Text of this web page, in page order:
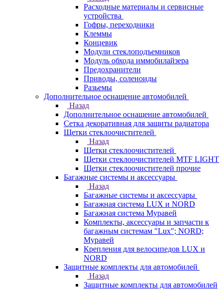
Расходные материалы и сервисные
устройства
Гофры, переходники
Клеммы
Концевик
Модули стеклоподъемников
Модуль обхода иммобилайзера
Предохранители
Приводы, соленоиды
Разьемы
Дополнительное оснащение автомобилей
Назад
Дополнительное оснащение автомобилей
Сетка декоративная для защиты радиатора
Щетки стеклоочистителей
Назад
Щетки стеклоочистителей
Щетки стеклоочистителей MTF LIGHT
Щетки стеклоочистителей прочие
Багажные системы и аксессуары
Назад
Багажные системы и аксессуары
Багажная система LUX и NORD
Багажная система Муравей
Комплекты, аксессуары и запчасти к
багажным системам "Lux"; NORD;
Муравей
Крепления для велосипедов LUX и
NORD
Защитные комплекты для автомобилей
Назад
Защитные комплекты для автомобилей